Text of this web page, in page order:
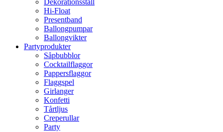
Dekorationsställ
Hi-Float
Presentband
Ballongpumpar
Ballong­vikter
Party­­produkter
Såpbubblor
Cocktail­flaggor
Pappers­flaggor
Flaggspel
Girlanger
Konfetti
Tårtljus
Creperullar
Party